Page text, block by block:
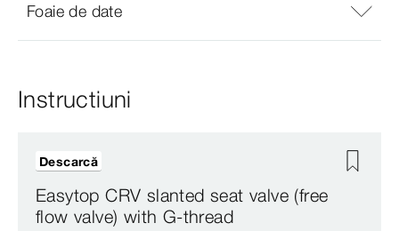
Foaie de date
Instructiuni
Easytop CRV slanted seat valve (free
flow valve) with G-thread
Descarcă